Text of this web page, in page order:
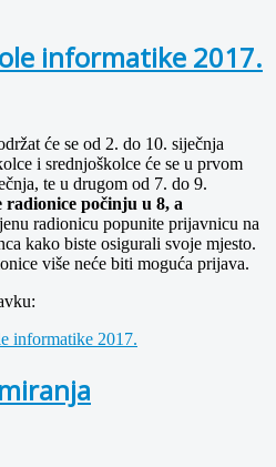
informatike 2017.
će se od 2. do 10. siječnja
i srednjoškolce će se u prvom
te u drugom od 7. do 9.
počinju u 8, a
radionicu popunite prijavnicu na
kako biste osigurali svoje mjesto.
više neće biti moguća prijava.
informatike 2017.